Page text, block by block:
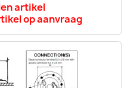
artikel
op aanvraag